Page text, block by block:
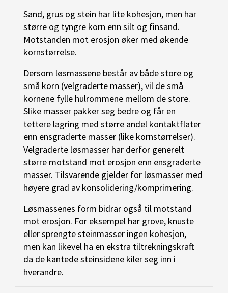
Sand, grus og stein har lite kohesjon, men har
større og tyngre korn enn silt og finsand.
Motstanden mot erosjon øker med økende
kornstørrelse.
Dersom løsmassene består av både store og
små korn (velgraderte masser), vil de små
kornene fylle hulrommene mellom de store.
Slike masser pakker seg bedre og får en
tettere lagring med større andel kontaktflater
enn ensgraderte masser (like kornstørrelser).
Velgraderte løsmasser har derfor generelt
større motstand mot erosjon enn ensgraderte
masser. Tilsvarende gjelder for løsmasser med
høyere grad av konsolidering/komprimering.
Løsmassenes form bidrar også til motstand
mot erosjon. For eksempel har grove, knuste
eller sprengte steinmasser ingen kohesjon,
men kan likevel ha en ekstra tiltrekningskraft
da de kantede steinsidene kiler seg inn i
hverandre.